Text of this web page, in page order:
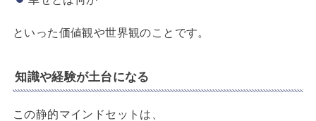
といった価値観や世界観のことです。
知識や経験が土台になる
この静的マインドセットは、